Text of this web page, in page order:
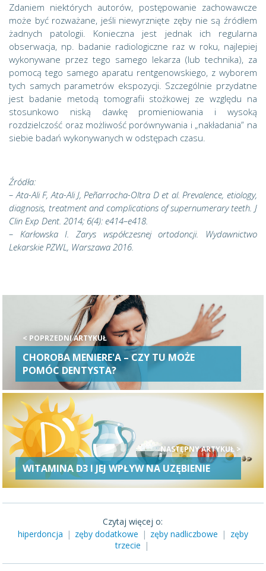
Zdaniem niektórych autorów, postępowanie zachowawcze
może być rozważane, jeśli niewyrznięte zęby nie są źródłem
żadnych patologii. Konieczna jest jednak ich regularna
obserwacja, np. badanie radiologiczne raz w roku, najlepiej
wykonywane przez tego samego lekarza (lub technika), za
pomocą tego samego aparatu rentgenowskiego, z wyborem
tych samych parametrów ekspozycji. Szczególnie przydatne
jest badanie metodą tomografii stożkowej ze względu na
stosunkowo niską dawkę promieniowania i wysoką
rozdzielczość oraz możliwość porównywania i „nakładania” na
siebie badań wykonywanych w odstępach czasu.
Źródła:
– Ata-Ali F, Ata-Ali J, Peñarrocha-Oltra D et al. Prevalence, etiology,
diagnosis, treatment and complications of supernumerary teeth. J
Clin Exp Dent. 2014; 6(4): e414–e418.
– Karłowska I. Zarys współczesnej ortodoncji. Wydawnictwo
Lekarskie PZWL, Warszawa 2016.
< POPRZEDNI ARTYKUŁ
CHOROBA MENIERE'A – CZY TU MOŻE
POMÓC DENTYSTA?
NASTĘPNY ARTYKUŁ >
WITAMINA D3 I JEJ WPŁYW NA UZĘBIENIE
Czytaj więcej o:
hiperdoncja | zęby dodatkowe | zęby nadliczbowe | zęby
trzecie |